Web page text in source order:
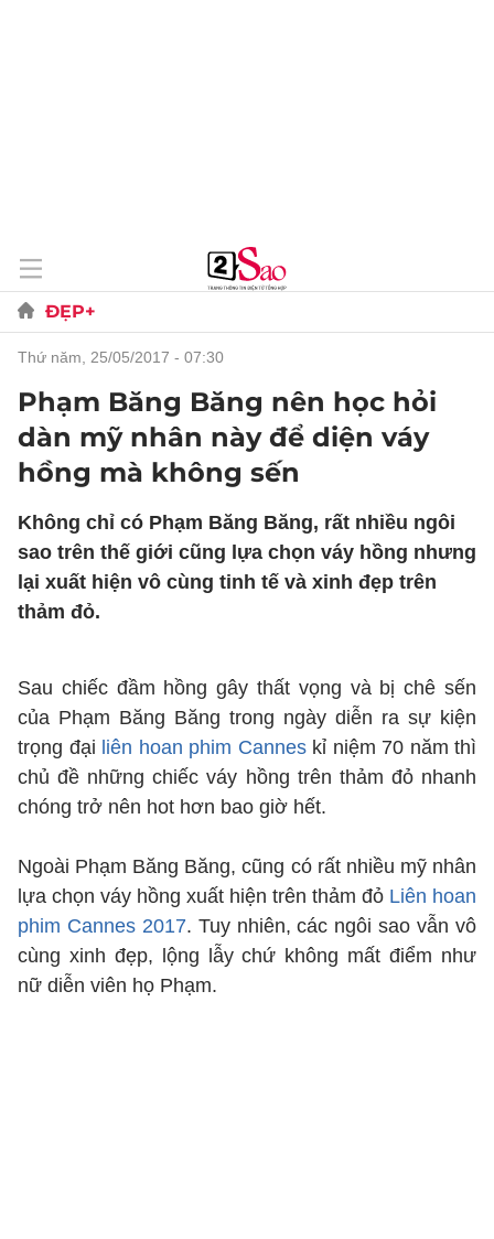
ĐẸP+
thứ năm, 25/05/2017 - 07:30
Phạm Băng Băng nên học hỏi
dàn mỹ nhân này để diện váy
hồng mà không sến
Không chỉ có Phạm Băng Băng, rất nhiều ngôi
sao trên thế giới cũng lựa chọn váy hồng nhưng
lại xuất hiện vô cùng tinh tế và xinh đẹp trên
thảm đỏ.
Sau chiếc đầm hồng gây thất vọng và bị chê sến
của Phạm Băng Băng trong ngày diễn ra sự kiện
trọng đại liên hoan phim Canneskỉ niệm 70 năm thì
chủ đề những chiếc váy hồng trên thảm đỏ nhanh
chóng trở nên hot hơn bao giờ hết.
Ngoài Phạm Băng Băng, cũng có rất nhiều mỹ nhân
lựa chọn váy hồng xuất hiện trên thảm đỏ Liên hoan
phim Cannes 2017. Tuy nhiên, các ngôi sao vẫn vô
cùng xinh đẹp, lộng lẫy chứ không mất điểm như
nữ diễn viên họ Phạm.